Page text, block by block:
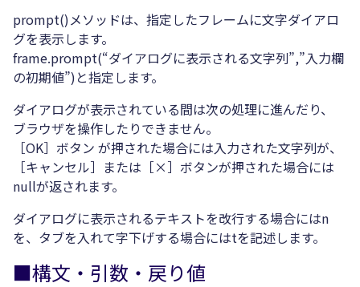
prompt()メソッドは、指定したフレームに文字ダイアロ
グを表示します。
frame.prompt(“ダイアログに表示される文字列”,”入力欄
の初期値”)と指定します。
ダイアログが表示されている間は次の処理に進んだり、
ブラウザを操作したりできません。
［OK］ボタン が押された場合には入力された文字列が、
［キャンセル］または［×］ボタンが押された場合には
nullが返されます。
ダイアログに表示されるテキストを改行する場合にはn
を、タブを入れて字下げする場合にはtを記述します。
■構文・引数・戻り値